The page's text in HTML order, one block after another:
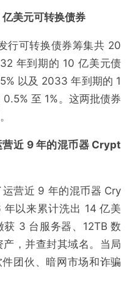
斥资增持 130
仓约 5.88 亿美元
罪 其他
美元可转换债券
行可转换债券筹集共 20
年到期的 10 亿美元债
以及 2033 年到期的 1
至 1%。这两批债券
近 9 年的混币器 Crypt
营近 9 年的混币器 Cry
以来累计洗出 14 亿美
3 台服务器、12TB 数
，并查封其域名。当局
团伙、暗网市场和诈骗